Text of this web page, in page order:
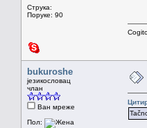
Струка:
Поруке: 90
bukuroshe
језикословац
члан
Ван мреже
Пол: